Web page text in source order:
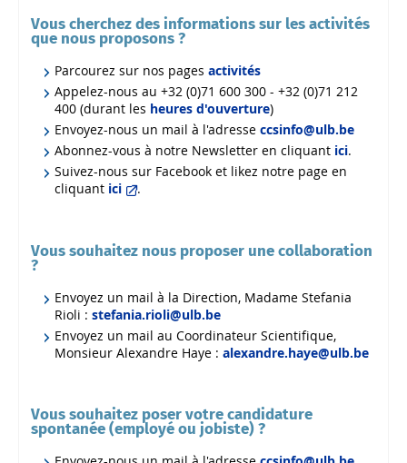
Vous cherchez des informations sur les activités
que nous proposons ?
Parcourez sur nos pagesactivités
Appelez-nous au +32 (0)71 600 300 - +32 (0)71 212
400 (durant les heures d'ouverture)
Envoyez-nous un mail à l'adresseccsinfo@ulb.be
Abonnez-vous à notre Newsletter en cliquant ici.
Suivez-nous sur Facebook et likez notre page en
cliquant ici .
Vous souhaitez nous proposer une collaboration
?
Envoyez un mail à la Direction, Madame Stefania
Rioli :stefania.rioli@ulb.be
Envoyez un mail au Coordinateur Scientifique,
Monsieur Alexandre Haye :alexandre.haye@ulb.be
Vous souhaitez poser votre candidature
spontanée (employé ou jobiste) ?